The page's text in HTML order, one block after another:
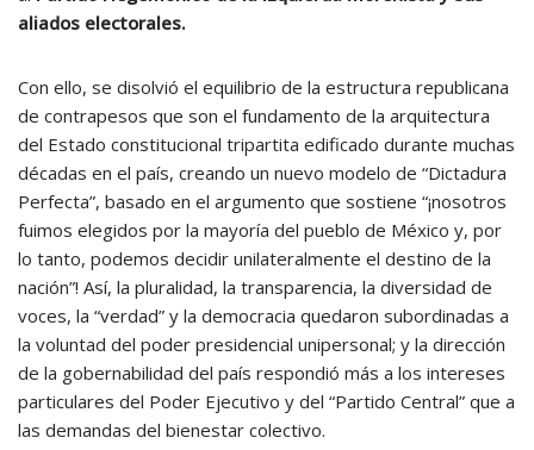
aliados electorales.
Con ello, se disolvió el equilibrio de la estructura republicana
de contrapesos que son el fundamento de la arquitectura
del Estado constitucional tripartita edificado durante muchas
décadas en el país, creando un nuevo modelo de “Dictadura
Perfecta”, basado en el argumento que sostiene “¡nosotros
fuimos elegidos por la mayoría del pueblo de México y, por
lo tanto, podemos decidir unilateralmente el destino de la
nación”! Así, la pluralidad, la transparencia, la diversidad de
voces, la “verdad” y la democracia quedaron subordinadas a
la voluntad del poder presidencial unipersonal; y la dirección
de la gobernabilidad del país respondió más a los intereses
particulares del Poder Ejecutivo y del “Partido Central” que a
las demandas del bienestar colectivo.